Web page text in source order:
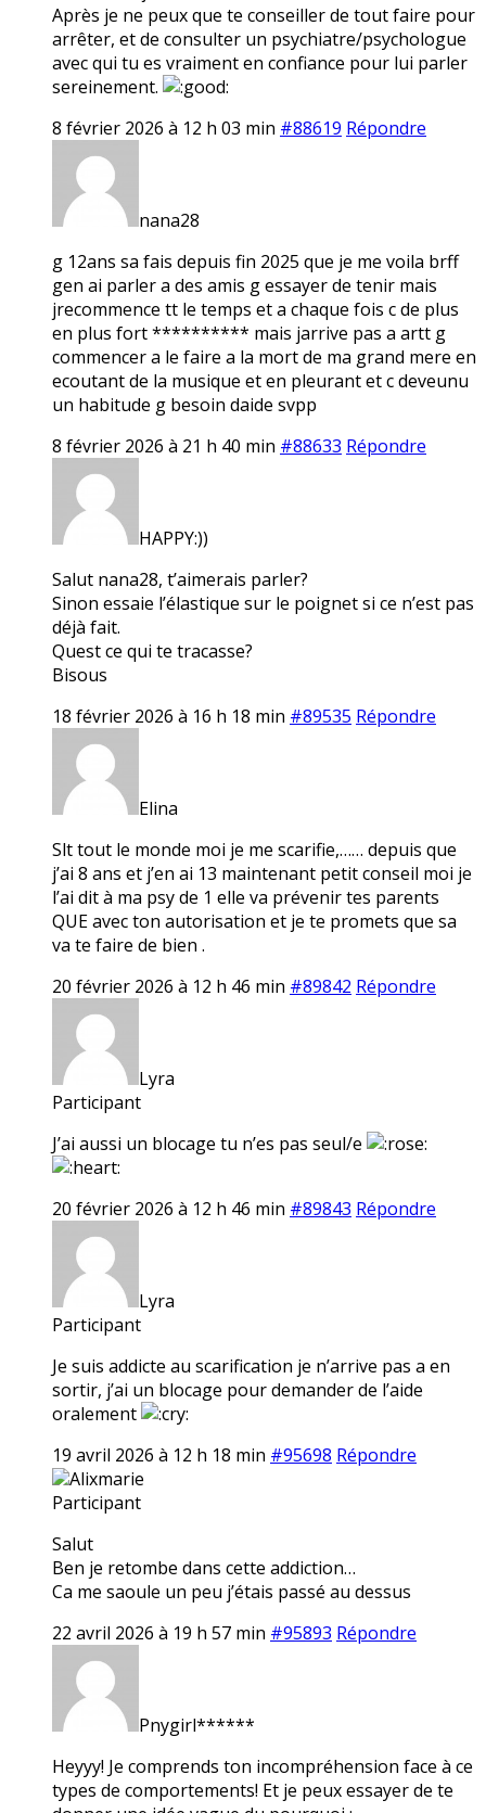
Après je ne peux que te conseiller de tout faire pour
arrêter, et de consulter un psychiatre/psychologue
avec qui tu es vraiment en confiance pour lui parler
sereinement.
8 février 2026 à 12 h 03 min #88619 Répondre
nana28
g 12ans sa fais depuis fin 2025 que je me voila brff
gen ai parler a des amis g essayer de tenir mais
jrecommence tt le temps et a chaque fois c de plus
en plus fort ********** mais jarrive pas a artt g
commencer a le faire a la mort de ma grand mere en
ecoutant de la musique et en pleurant et c deveunu
un habitude g besoin daide svpp
8 février 2026 à 21 h 40 min #88633 Répondre
HAPPY:))
Salut nana28, t’aimerais parler?
Sinon essaie l’élastique sur le poignet si ce n’est pas
déjà fait.
Quest ce qui te tracasse?
Bisous
18 février 2026 à 16 h 18 min #89535 Répondre
Elina
Slt tout le monde moi je me scarifie,…… depuis que
j’ai 8 ans et j’en ai 13 maintenant petit conseil moi je
l’ai dit à ma psy de 1 elle va prévenir tes parents
QUE avec ton autorisation et je te promets que sa
va te faire de bien .
20 février 2026 à 12 h 46 min #89842 Répondre
Lyra
Participant
J’ai aussi un blocage tu n’es pas seul/e
20 février 2026 à 12 h 46 min #89843 Répondre
Lyra
Participant
Je suis addicte au scarification je n’arrive pas a en
sortir, j’ai un blocage pour demander de l’aide
oralement
19 avril 2026 à 12 h 18 min #95698 Répondre
Alixmarie
Participant
Salut
Ben je retombe dans cette addiction…
Ca me saoule un peu j’étais passé au dessus
22 avril 2026 à 19 h 57 min #95893 Répondre
Pnygirl******
Heyyy! Je comprends ton incompréhension face à ce
types de comportements! Et je peux essayer de te